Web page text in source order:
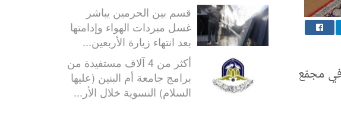
في مجمّع
قسم بين الحرمين يباشر
غسل مبردات الهواء وإدامتها
بعد انتهاء زيارة الأربعين...
أكثر من 4 آلاف مستفيدة من
برامج جامعة أم البنين (عليها
السلام) النسوية خلال الأر...